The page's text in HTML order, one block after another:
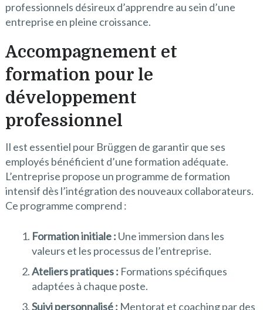
professionnels désireux d’apprendre au sein d’une
entreprise en pleine croissance.
Accompagnement et
formation pour le
développement
professionnel
Il est essentiel pour Brüggen de garantir que ses
employés bénéficient d’une formation adéquate.
L’entreprise propose un programme de formation
intensif dès l’intégration des nouveaux collaborateurs.
Ce programme comprend :
Formation initiale : Une immersion dans les
valeurs et les processus de l’entreprise.
Ateliers pratiques : Formations spécifiques
adaptées à chaque poste.
Suivi personnalisé : Mentorat et coaching par des